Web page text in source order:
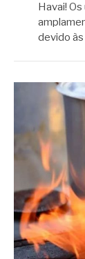
Havai!
devido